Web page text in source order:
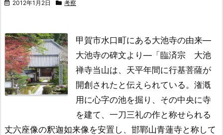
2012年1月2日 考察
甲賀市水口町にある大池寺の由来—
大池寺の碑文より— 「臨済宗 大池
禅寺当山は、天平年間に行基菩薩が
開創されたと伝えられている。潅漑
用に心字の池を掘り、その中央に寺
を建て、一刀三礼の作と称せられる
丈六座像の釈迦如来像を安置し、邯鄲山青蓮寺と称して